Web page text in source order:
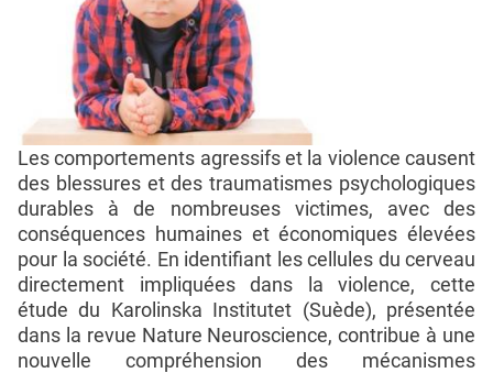
Les comportements agressifs et la violence causent
des blessures et des traumatismes psychologiques
durables à de nombreuses victimes, avec des
conséquences humaines et économiques élevées
pour la société. En identifiant les cellules du cerveau
directement impliquées dans la violence, cette
étude du Karolinska Institutet (Suède), présentée
dans la revue Nature Neuroscience, contribue à une
nouvelle compréhension des mécanismes